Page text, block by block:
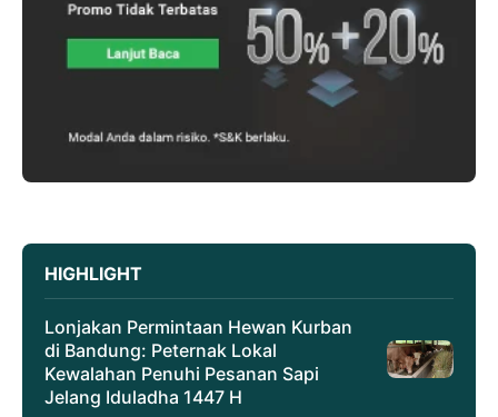
HIGHLIGHT
Lonjakan Permintaan Hewan Kurban
di Bandung: Peternak Lokal
Kewalahan Penuhi Pesanan Sapi
Jelang Iduladha 1447 H